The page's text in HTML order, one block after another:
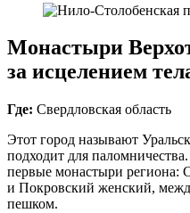
Монастыри
за исцелением
Где: Свердловская область
Этот город называют
подходит для
первые монастыри региона:
и Покровский женский,
пешком.